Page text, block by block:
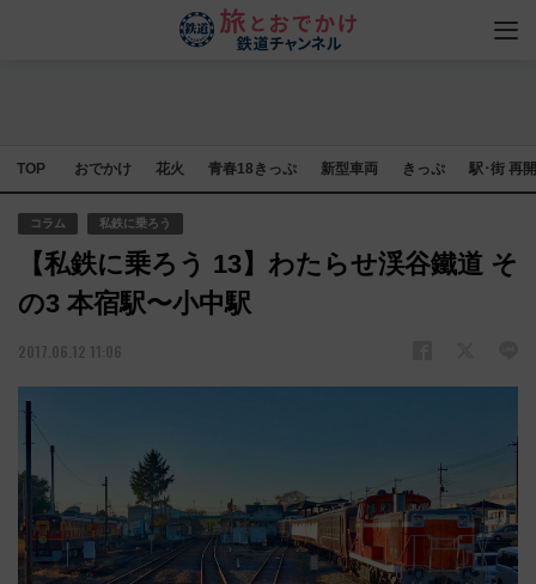
TOP おでかけ 花火 青春18きっぷ 新型車両 きっぷ 駅･街 再
コラム 私鉄に乗ろう
【私鉄に乗ろう 13】わたらせ渓谷鐵道 そ
の3 本宿駅〜小中駅
2017.06.12 11:06